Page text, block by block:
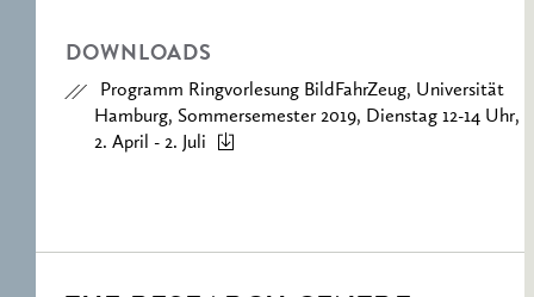
DOWNLOADS
Programm Ringvorlesung BildFahrZeug, Universität
Hamburg, Sommersemester 2019, Dienstag 12-14 Uhr,
2. April - 2. Juli